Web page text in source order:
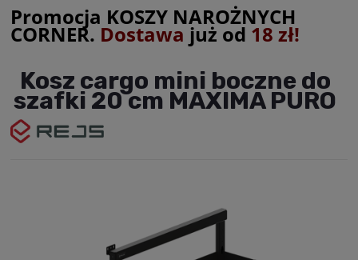
Promocja KOSZY NAROŻNYCH
CORNER. Dostawa już od 18 zł!
Kosz cargo mini boczne do
szafki 20 cm MAXIMA PURO